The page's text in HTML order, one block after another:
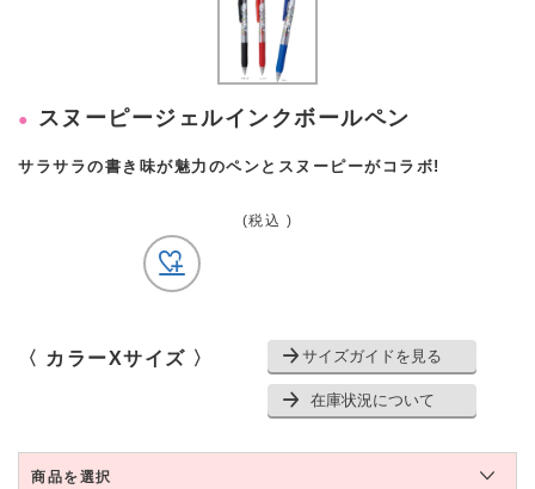
スヌーピージェルインクボールペン
サラサラの書き味が魅力のペンとスヌーピーがコラボ!
(税込 )
〈 カラーXサイズ 〉 サイズガイドを見る
在庫状況について
商品を選択